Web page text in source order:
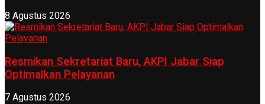
8 Agustus 2026
Resmikan Sekretariat Baru, AKPI Jabar Siap
Optimalkan Pelayanan
7 Agustus 2026